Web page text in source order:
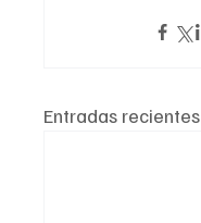
Entradas recientes